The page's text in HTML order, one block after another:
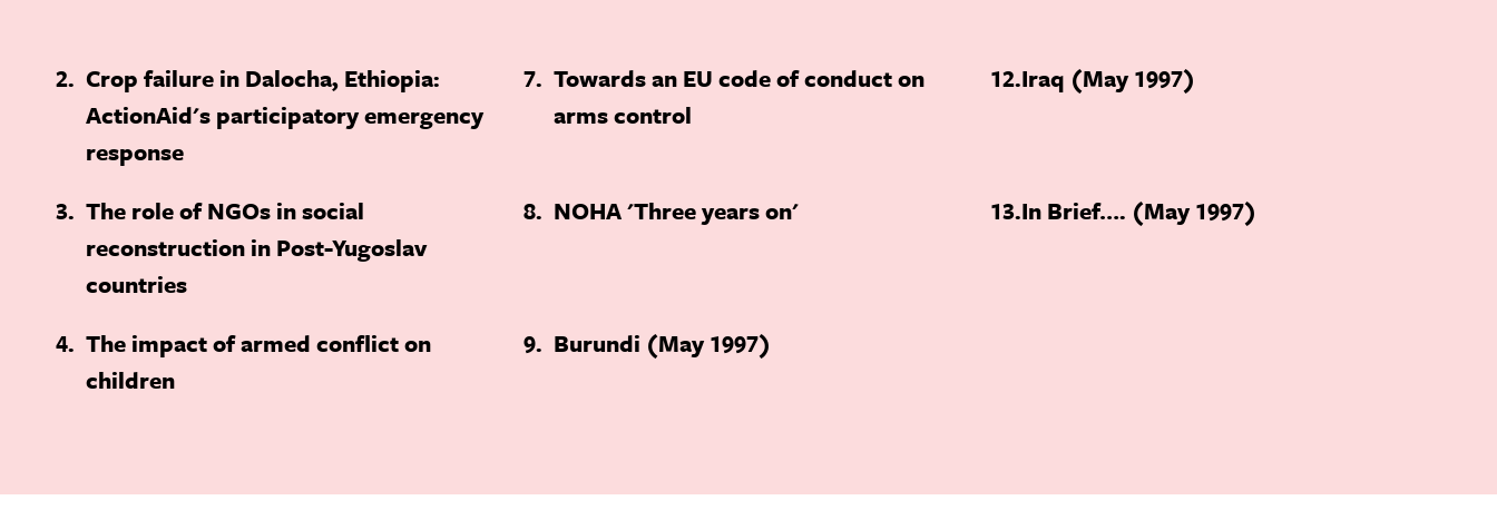
2 Crop failure in Dalocha, Ethiopia:
ActionAid's participatory emergency
response
3 The role of NGOs in social
reconstruction in Post-Yugoslav
countries
4 The impact of armed conflict on
children
7 Towards an EU code of conduct on
arms control
8 NOHA 'Three years on'
9 Burundi (May 1997)
12 Iraq (May 1997)
13 In Brief…. (May 1997)